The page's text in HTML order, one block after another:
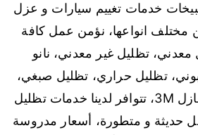
خدمات تغييم سيارات و عزل
مختلف انواعها، نؤمن عمل كافة
معدني، تظليل غير معدني، نانو
تظليل حراري، تظليل صبغي،
نقوم بتأمين تظليل عازل 3M، تتوافر لدينا خدمات تظليل
حديثة و متطورة، أسعار مدروسة